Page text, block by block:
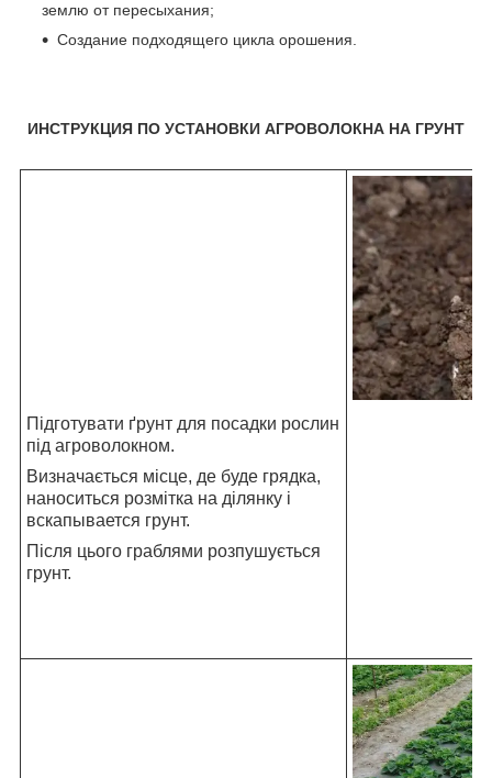
землю от пересыхания;
Создание подходящего цикла орошения.
ИНСТРУКЦИЯ ПО УСТАНОВКИ АГРОВОЛОКНА НА ГРУНТ
Підготувати ґрунт для посадки рослин
під агроволокном.
Визначається місце, де буде грядка,
наноситься розмітка на ділянку і
вскапывается грунт.
Після цього граблями розпушується
грунт.